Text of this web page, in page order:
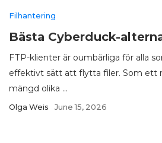
Filhantering
Bästa Cyberduck-
FTP-klienter är oumbärliga för alla
effektivt sätt att flytta filer. Som ett
mängd olika ...
Olga Weis June 15, 2026